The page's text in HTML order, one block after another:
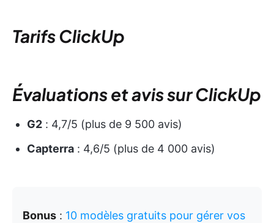
Tarifs ClickUp
Évaluations et avis sur ClickUp
G2 : 4,7/5 (plus de 9 500 avis)
Capterra : 4,6/5 (plus de 4 000 avis)
Bonus : 10 modèles gratuits pour gérer vos